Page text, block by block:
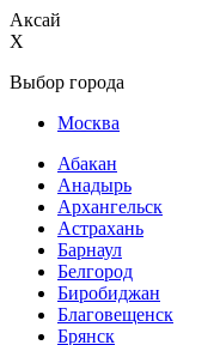
Аксай
X
Выбор города
Москва
Абакан
Анадырь
Архангельск
Астрахань
Барнаул
Белгород
Биробиджан
Благовещенск
Брянск